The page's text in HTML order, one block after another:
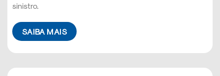
sinistro.
SAIBA MAIS